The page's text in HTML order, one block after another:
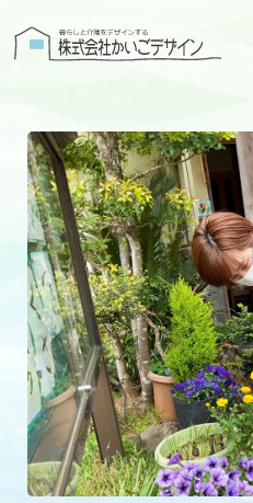
有料老人ホームユタリト
ユタリト船橋
ユタリト市川
デイサービスネスト実籾
建築設計
ブログ
会社案内
個人情報保護方針